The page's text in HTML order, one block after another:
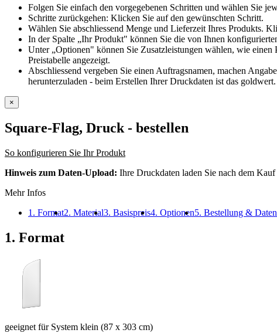
Folgen Sie einfach den vorgegebenen Schritten und wählen Sie
Schritte zurückgehen: Klicken Sie auf den gewünschten Schritt.
Wählen Sie abschliessend Menge und Lieferzeit Ihres Produkts.
In der Spalte „Ihr Produkt" können Sie die von Ihnen
Unter „Optionen" können Sie Zusatzleistungen wählen, wie
Preistabelle angezeigt.
Abschliessend vergeben Sie einen Auftragsnamen, machen
herunterzuladen - beim Erstellen Ihrer Druckdaten ist das goldwert.
×
Square-Flag, Druck - bestellen
So konfigurieren Sie Ihr Produkt
Hinweis zum Daten-Upload: Ihre Druckdaten laden Sie nach dem Kauf
Mehr Infos
1. Format2. Material3. Basispreis4. Optionen5. Bestellung &
1. Format
geeignet für System klein (87 x 303 cm)